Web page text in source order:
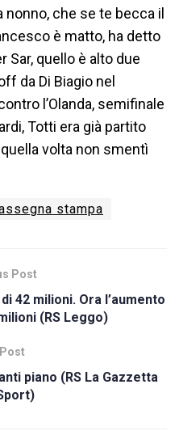
nonno, che se te becca il
è matto, ha detto
Sar, quello è alto due
da Di Biagio nel
l’Olanda, semifinale
Totti era già partito
volta non smentì
stampa
Post
42 milioni. Ora l’aumento
(RS Leggo)
piano (RS La Gazzetta